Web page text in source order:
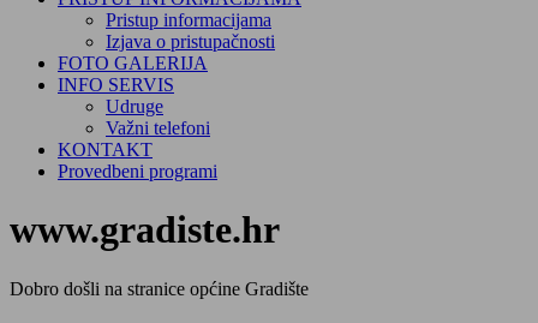
Pristup informacijama
Izjava o pristupačnosti
FOTO GALERIJA
INFO SERVIS
Udruge
Važni telefoni
KONTAKT
Provedbeni programi
www.gradiste.hr
Dobro došli na stranice općine Gradište